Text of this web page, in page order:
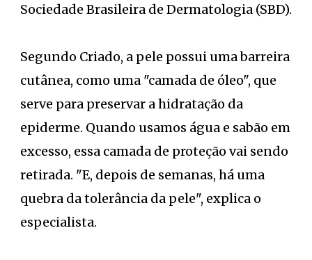
Sociedade Brasileira de Dermatologia (SBD).
Segundo Criado, a pele possui uma barreira
cutânea, como uma "camada de óleo", que
serve para preservar a hidratação da
epiderme. Quando usamos água e sabão em
excesso, essa camada de proteção vai sendo
retirada. "E, depois de semanas, há uma
quebra da tolerância da pele", explica o
especialista.